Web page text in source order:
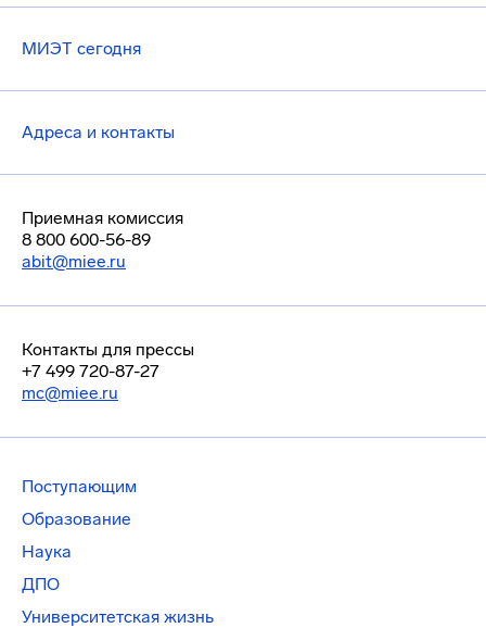
МИЭТ сегодня
Адреса и контакты
Приемная комиссия
8 800 600-56-89
abit@miee.ru
Контакты для прессы
+7 499 720-87-27
mc@miee.ru
Поступающим
Образование
Наука
ДПО
Университетская жизнь